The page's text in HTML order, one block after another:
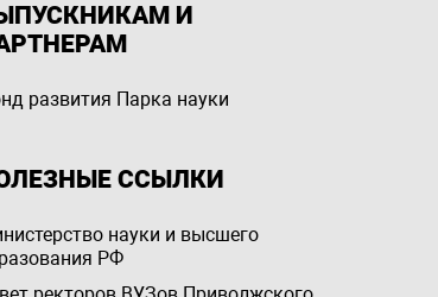
И
развития Парка науки
ССЫЛКИ
науки и высшего
РФ